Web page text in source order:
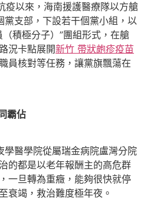
疫以來，海南援護醫療隊以方艙
支部，下設若干個黨小組，以
積極分子）”團組形式，在艙
況卡點展開新竹 帶狀皰疹疫苗
員核對等任務，讓黨旗飄蕩在
霸佔
醫學院從屬瑞金病院盧灣分院
的都是以老年報酬主的高危群
一旦轉為重癥，能夠很快就停
衰竭，救治難度極年夜。